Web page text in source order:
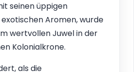
seinen üppigen
Aromen, wurde
wertvollen Juwel in der
Kolonialkrone.
als die